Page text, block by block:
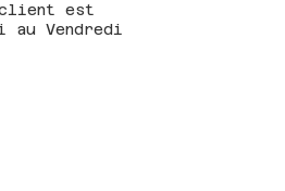
est
au Vendredi